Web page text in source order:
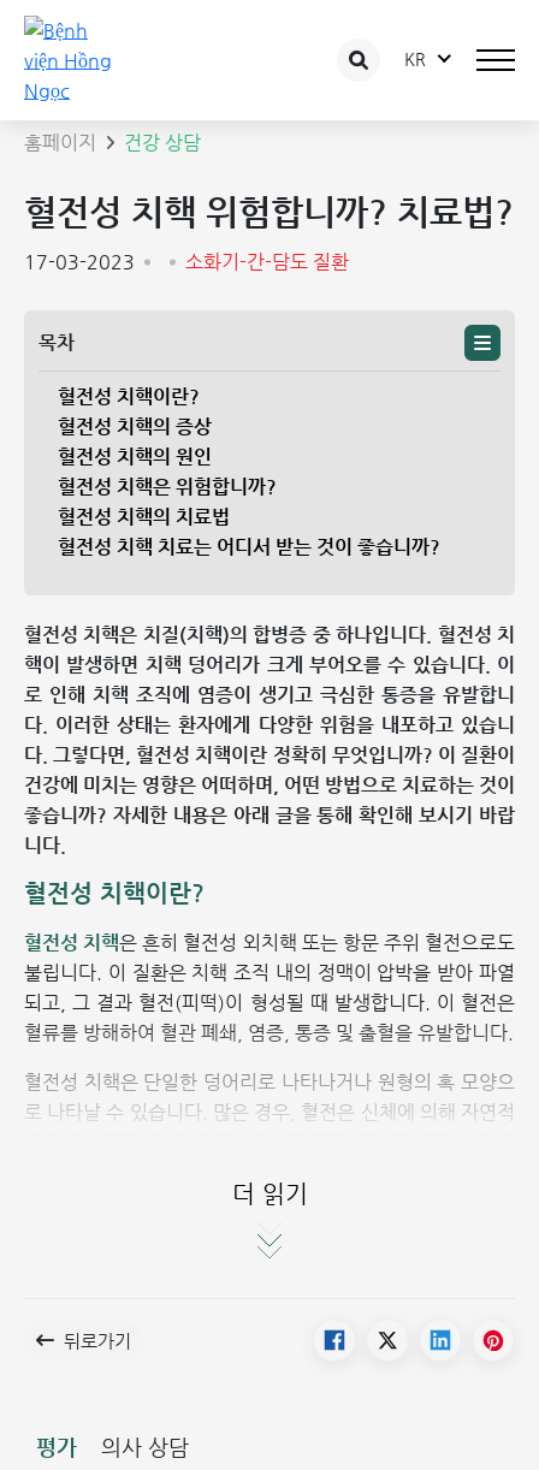
KR
상담 글 상세보기
홈페이지 건강 상담
혈전성 치핵 위험합니까? 치료법?
17-03-2023 소화기-간-담도 질환
목차
혈전성 치핵이란?
혈전성 치핵의 증상
혈전성 치핵의 원인
혈전성 치핵은 위험합니까?
혈전성 치핵의 치료법
혈전성 치핵 치료는 어디서 받는 것이 좋습니까?
혈전성 치핵은 치질(치핵)의 합병증 중 하나입니다. 혈전성 치
핵이 발생하면 치핵 덩어리가 크게 부어오를 수 있습니다. 이
로 인해 치핵 조직에 염증이 생기고 극심한 통증을 유발합니
다. 이러한 상태는 환자에게 다양한 위험을 내포하고 있습니
다. 그렇다면, 혈전성 치핵이란 정확히 무엇입니까? 이 질환이
건강에 미치는 영향은 어떠하며, 어떤 방법으로 치료하는 것이
좋습니까? 자세한 내용은 아래 글을 통해 확인해 보시기 바랍
니다.
혈전성 치핵이란?
혈전성 치핵은 흔히 혈전성 외치핵 또는 항문 주위 혈전으로도
불립니다. 이 질환은 치핵 조직 내의 정맥이 압박을 받아 파열
되고, 그 결과 혈전(피떡)이 형성될 때 발생합니다. 이 혈전은
혈류를 방해하여 혈관 폐쇄, 염증, 통증 및 출혈을 유발합니다.
혈전성 치핵은 단일한 덩어리로 나타나거나 원형의 혹 모양으
로 나타날 수 있습니다. 많은 경우, 혈전은 신체에 의해 자연적
수도 있습니다. 이 질환은 크게 3가지 유형으로 분류됩니다:
혈전성 내치핵: 혈전이 생긴 내치핵
더 읽기
뒤로가기
평가 의사 상담